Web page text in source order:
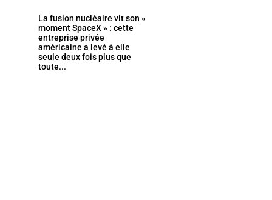
La fusion nucléaire vit son «
moment SpaceX » : cette
entreprise privée
américaine a levé à elle
seule deux fois plus que
toute...